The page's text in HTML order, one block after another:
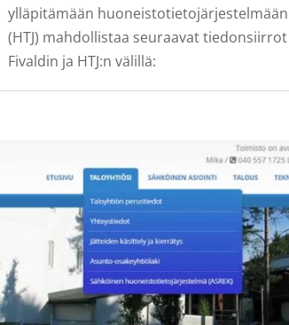
ylläpitämään huoneistotietojärjestelmään
(HTJ) mahdollistaa seuraavat tiedonsiirrot
Fivaldin ja HTJ:n välillä: